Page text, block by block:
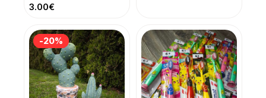
3.00€
-20%
-20%